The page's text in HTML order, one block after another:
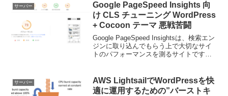
サーバー
Google PageSpeed Insights 向
け CLS チューニング WordPress
+ Cocoon テーマ 悪戦苦闘
Google PageSpeed Insightsは、検索エン
ジンに取り込んでもらう上で大切なサイ
トのパフォーマンスを測るサイトです。
で...
サーバー
AWS LightsailでWordPressを快
適に運用するための”バーストキ